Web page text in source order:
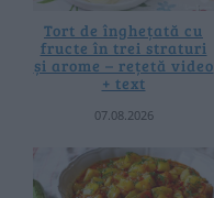
Tort de înghețată cu
fructe în trei straturi
și arome – rețetă video
+ text
07.08.2026